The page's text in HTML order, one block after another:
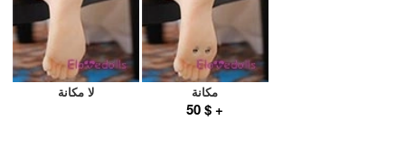
لا مكانة مكانة
+ $ 50